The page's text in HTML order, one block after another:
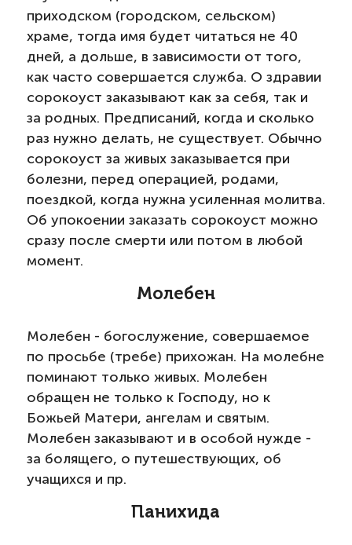
приходском (городском, сельском)
храме, тогда имя будет читаться не 40
дней, а дольше, в зависимости от того,
как часто совершается служба. О здравии
сорокоуст заказывают как за себя, так и
за родных. Предписаний, когда и сколько
раз нужно делать, не существует. Обычно
сорокоуст за живых заказывается при
болезни, перед операцией, родами,
поездкой, когда нужна усиленная молитва.
Об упокоении заказать сорокоуст можно
сразу после смерти или потом в любой
момент.
Молебен
Молебен - богослужение, совершаемое
по просьбе (требе) прихожан. На молебне
поминают только живых. Молебен
обращен не только к Господу, но к
Божьей Матери, ангелам и святым.
Молебен заказывают и в особой нужде -
за болящего, о путешествующих, об
учащихся и пр.
Панихида